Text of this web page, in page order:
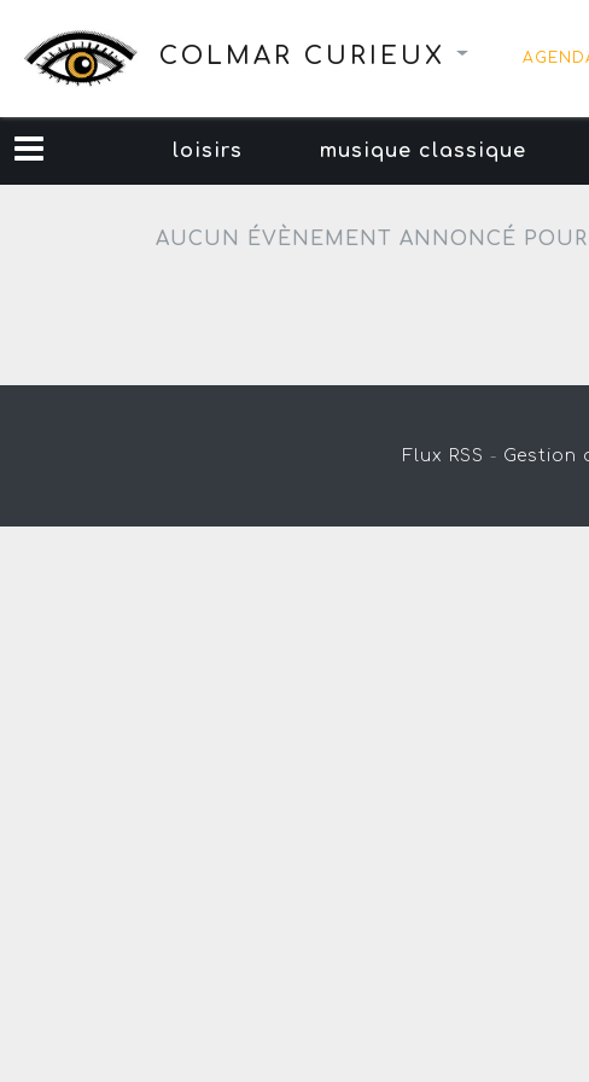
COLMAR CURIEUX
loisirs musique classique
AUCUN ÉVÈNEMENT ANNONCÉ
Flux RSS - Gestion